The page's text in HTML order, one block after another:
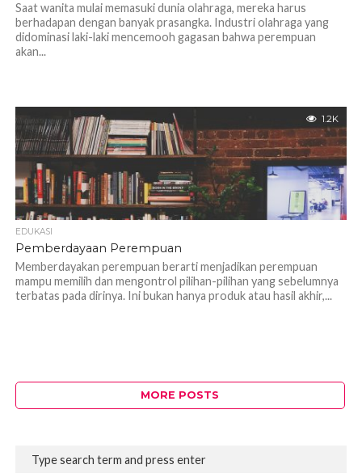
Saat wanita mulai memasuki dunia olahraga, mereka harus
berhadapan dengan banyak prasangka. Industri olahraga yang
didominasi laki-laki mencemooh gagasan bahwa perempuan
akan...
1.2K
EDUKASI
Pemberdayaan Perempuan
Memberdayakan perempuan berarti menjadikan perempuan
mampu memilih dan mengontrol pilihan-pilihan yang sebelumnya
terbatas pada dirinya. Ini bukan hanya produk atau hasil akhir,...
MORE POSTS